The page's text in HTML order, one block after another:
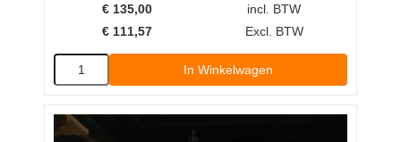
€ 135,00
incl. BTW
€ 111,57 Excl. BTW
In Winkelwagen